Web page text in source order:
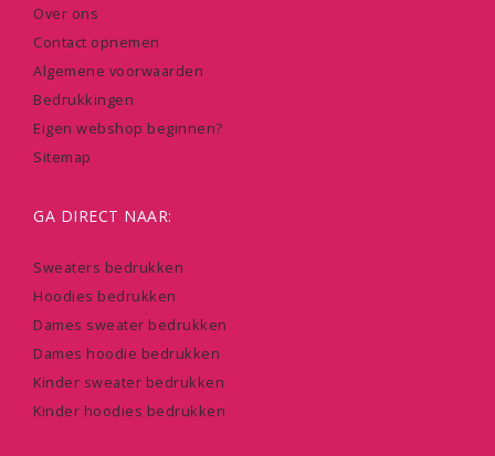
Over ons
Contact opnemen
Algemene voorwaarden
Bedrukkingen
Eigen webshop beginnen?
Sitemap
GA DIRECT NAAR:
Sweaters bedrukken
Hoodies bedrukken
Dames sweater bedrukken
Dames hoodie bedrukken
Kinder sweater bedrukken
Kinder hoodies bedrukken